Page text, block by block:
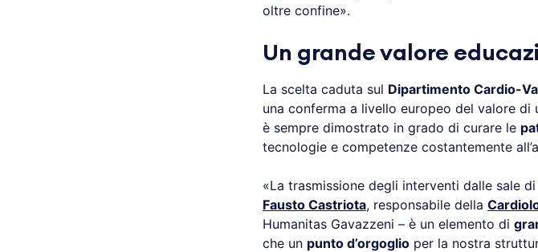
oltre confine».
Un grande valore
La scelta caduta sul Dipartimento Cardio-
una conferma a livello europeo del valore
è sempre dimostrato in grado di curare le
tecnologie e competenze costantemente
«La trasmissione degli interventi dalle sale
Fausto Castriota, responsabile della
Humanitas Gavazzeni – è un elemento di
che un punto d’orgoglio per la nostra